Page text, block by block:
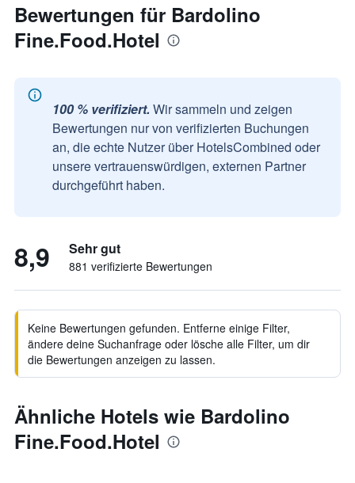
Bewertungen für Bardolino
Fine.Food.Hotel
100 % verifiziert. Wir sammeln und zeigen
Bewertungen nur von verifizierten Buchungen
an, die echte Nutzer über HotelsCombined oder
unsere vertrauenswürdigen, externen Partner
durchgeführt haben.
8,9 Sehr gut
881 verifizierte Bewertungen
Keine Bewertungen gefunden. Entferne einige Filter,
ändere deine Suchanfrage oder lösche alle Filter, um dir
die Bewertungen anzeigen zu lassen.
Ähnliche Hotels wie Bardolino
Fine.Food.Hotel